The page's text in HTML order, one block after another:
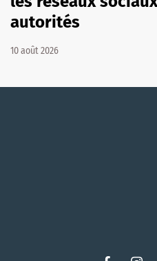
autorités
10 août 2026